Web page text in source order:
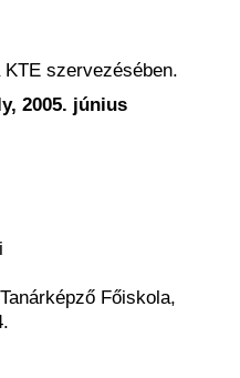
szervezésében.
2005. június
Főiskola,